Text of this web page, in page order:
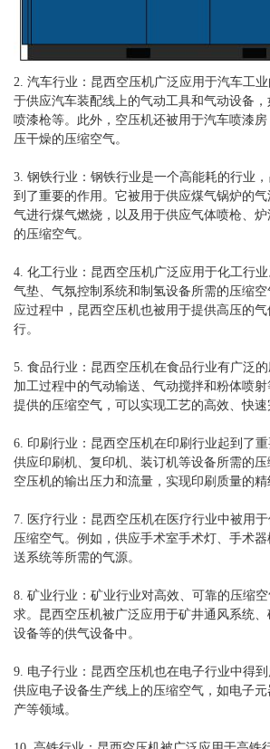
2. 汽车行业：昆西空压机广泛应用于汽车工
于供应汽车装配线上的气动工具和气动设备，
喷漆枪等。此外，空压机还被用于汽车喷漆
压干燥的压缩空气。
3. 钢铁行业：钢铁行业是一个高能耗的行业
到了重要的作用。它被用于供应煤气锅炉的
气进行煤气燃烧，以及用于供应气体喷枪、
的压缩空气。
4. 化工行业：昆西空压机广泛应用于化工行
气垫、气氛控制系统和制氢设备所需的压缩
应过程中，昆西空压机也被用于提供高压的
行。
5. 食品行业：昆西空压机在食品行业有广泛
加工过程中的气动输送、气动搅拌和粉体喷
提供的压缩空气，可以实现工艺的高效、快速
6. 印刷行业：昆西空压机在印刷行业起到了
供应印刷机、复印机、装订机等设备所需的
空压机的输出压力和流量，实现印刷质量的精
7. 医疗行业：昆西空压机在医疗行业中被用
压缩空气。例如，供应手术室手术灯、手术
送系统等所需的气源。
8. 矿业行业：矿业行业对高效、可靠的压缩
求。昆西空压机被广泛应用于矿井通风系统
设备等的供气设备中。
9. 电子行业：昆西空压机也在电子行业中得
供应电子设备生产线上的压缩空气，如电子
产等领域。